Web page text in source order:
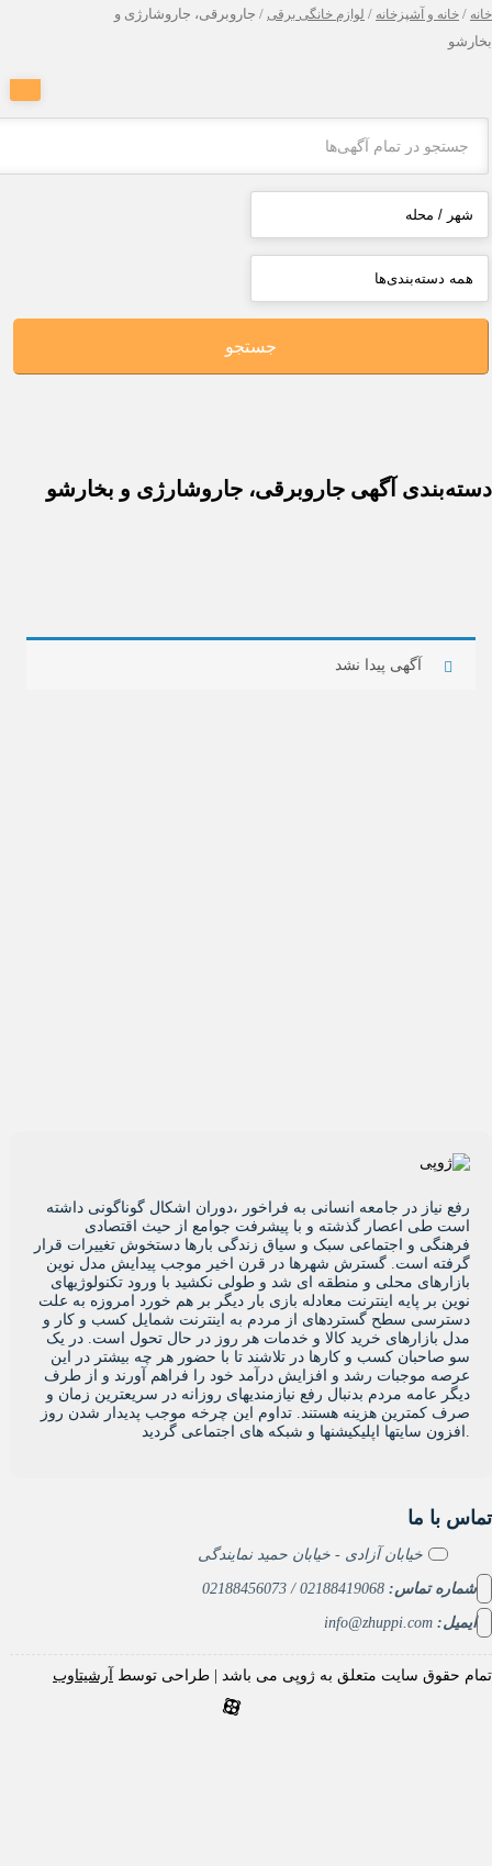
خانه و آشپزخانه/ لوازم خانگی برقی / جاروبرقی، جاروشارژی و
جستجو
آگهی جاروبرقی، جاروشارژی و بخارشو
آگهی پیدا نشد
نیاز در جامعه انسانی به فراخور ،دوران اشکال گوناگونی داشته
طی اعصار گذشته و با پیشرفت جوامع از حیث اقتصادی
و اجتماعی سبک و سیاق زندگی بارها دستخوش تغییرات قرار
است. گسترش شهرها در قرن اخیر موجب پیدایش مدل نوین
محلی و منطقه ای شد و طولی نکشید با ورود تکنولوژیهای
بر پایه اینترنت معادله بازی بار دیگر بر هم خورد امروزه به علت
سطح گستردهای از مردم به اینترنت شمایل کسب و کار و
بازارهای خرید کالا و خدمات هر روز در حال تحول است. در یک
صاحبان کسب و کارها در تلاشند تا با حضور هر چه بیشتر در این
موجبات رشد و افزایش درآمد خود را فراهم آورند و از طرف
عامه مردم بدنبال رفع نیازمندیهای روزانه در سریعترین زمان و
کمترین هزینه هستند. تداوم این چرخه موجب پدیدار شدن روز
با ما
خیابان آزادی - خیابان حمید نمایندگی
تماس:02188419068 / 02188456073
info@zhuppi.com
حقوق سایت متعلق به ژوپی می باشد | طراحی توسطآرشیتاوب